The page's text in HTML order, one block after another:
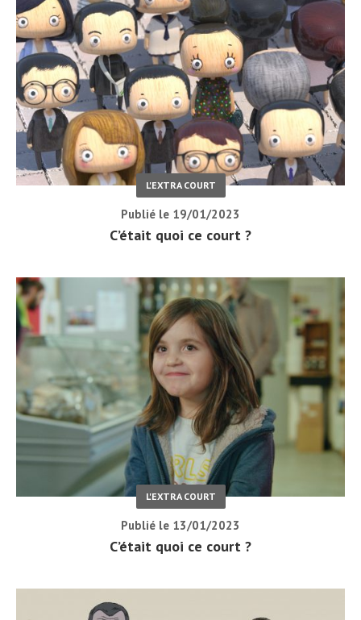
L'EXTRA COURT
Publié le 19/01/2023
C’était quoi ce court ?
L'EXTRA COURT
Publié le 13/01/2023
C’était quoi ce court ?